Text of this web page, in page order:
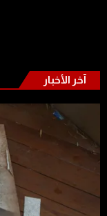
آخر الأخبار